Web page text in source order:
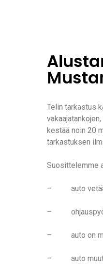
Telin tarkastus
kestää noin 20
tarkastuksen
Suosittelemme
– auto vetää
–
– auto on
– auto